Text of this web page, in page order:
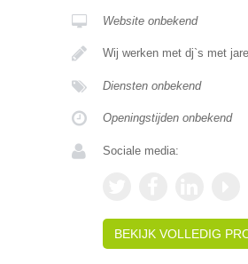
Website onbekend
Wij werken met dj`s met
Diensten onbekend
Openingstijden onbekend
Sociale media:
BEKIJK VOLLEDIG